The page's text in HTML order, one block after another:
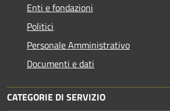
Enti e fondazioni
Politici
Personale Amministrativo
Documenti e dati
CATEGORIE DI SERVIZIO